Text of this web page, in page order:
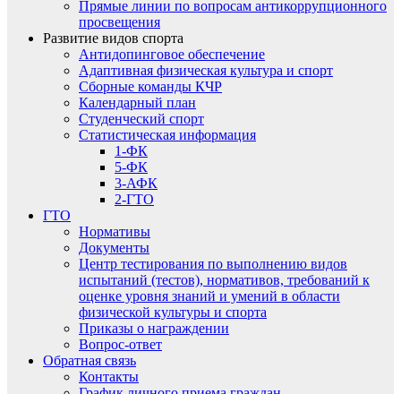
Прямые линии по вопросам антикоррупционного
просвещения
Развитие видов спорта
Антидопинговое обеспечение
Адаптивная физическая культура и спорт
Сборные команды КЧР
Календарный план
Студенческий спорт
Статистическая информация
1-ФК
5-ФК
3-АФК
2-ГТО
ГТО
Нормативы
Документы
Центр тестирования по выполнению видов
испытаний (тестов), нормативов, требований к
оценке уровня знаний и умений в области
физической культуры и спорта
Приказы о награждении
Вопрос-ответ
Обратная связь
Контакты